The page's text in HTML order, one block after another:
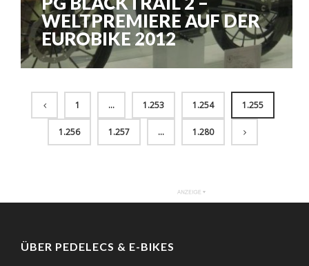
WELTPREMIERE AUF DER
EUROBIKE 2012
1 … 1.253 1.254 1.255
1.256 1.257 … 1.280
ÜBER PEDELECS & E-BIKES